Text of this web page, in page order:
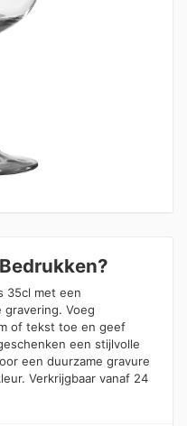
35cl met een
Voeg
of tekst toe en geef
een stijlvolle
een duurzame gravure
Verkrijgbaar vanaf 24